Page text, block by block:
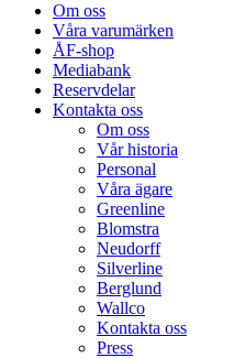
Om oss
Våra varumärken
ÅF-shop
Mediabank
Reservdelar
Kontakta oss
Om oss
Vår historia
Personal
Våra ägare
Greenline
Blomstra
Neudorff
Silverline
Berglund
Wallco
Kontakta oss
Press